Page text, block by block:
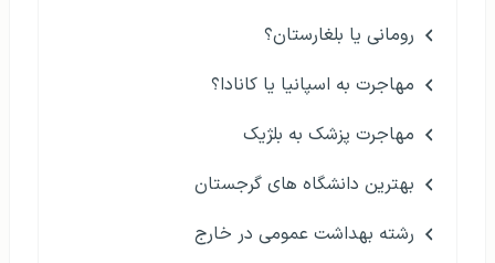
رومانی یا بلغارستان؟
مهاجرت به اسپانیا یا کانادا؟
مهاجرت پزشک به بلژیک
بهترین دانشگاه های گرجستان
رشته بهداشت عمومی در خارج